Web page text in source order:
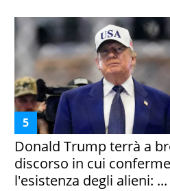
Donald Trump terrà a
discorso in cui
l'esistenza degli alieni: ...